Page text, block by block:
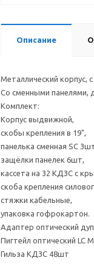
Описание
Металлический корпус,
Со сменными панелями,
Комплект:
Корпус выдвижной,
скобы крепления в 19",
панелька сменная SC
защёлки панелек 6шт,
кассета на 32 КДЗС с
скоба крепления
стяжки кабельные,
упаковка гофрокартон.
Адаптер оптический
Пигтейл оптический LC
Гильза КДЗС 48шт